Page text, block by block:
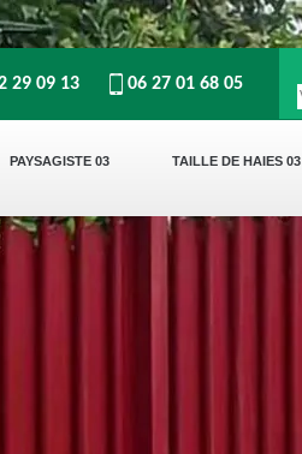
PAYSAGISTE 03 TAILLE DE HAIES 03
29 09 13 06 27 01 68 05